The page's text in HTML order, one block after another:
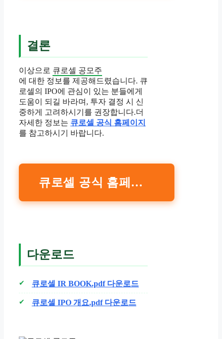
결론
이상으로 큐로셀 공모주
에 대한 정보를 제공해드렸습니다. 큐
로셀의 IPO에 관심이 있는 분들에게
도움이 되길 바라며, 투자 결정 시 신
중하게 고려하시기를 권장합니다.더
자세한 정보는 큐로셀 공식 홈페이지
를 참고하시기 바랍니다.
큐로셀 공식 홈페이지
다운로드
큐로셀 IR BOOK.pdf 다운로드
큐로셀 IPO 개요.pdf 다운로드